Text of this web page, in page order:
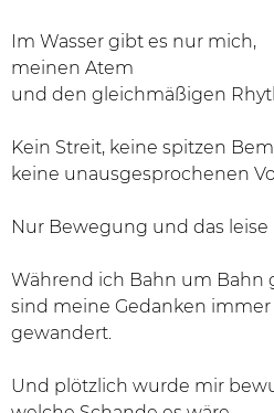
Im Wasser gibt es nur mich,
meinen Atem
und den gleichmäßigen
Kein Streit, keine spitzen
keine unausgesprochenen
Nur Bewegung und das leise
Während ich Bahn um Bahn
sind meine Gedanken
gewandert.
Und plötzlich wurde mir